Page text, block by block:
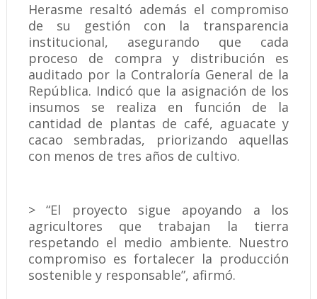
Herasme resaltó además el compromiso
de su gestión con la transparencia
institucional, asegurando que cada
proceso de compra y distribución es
auditado por la Contraloría General de la
República. Indicó que la asignación de los
insumos se realiza en función de la
cantidad de plantas de café, aguacate y
cacao sembradas, priorizando aquellas
con menos de tres años de cultivo.
> “El proyecto sigue apoyando a los
agricultores que trabajan la tierra
respetando el medio ambiente. Nuestro
compromiso es fortalecer la producción
sostenible y responsable”, afirmó.